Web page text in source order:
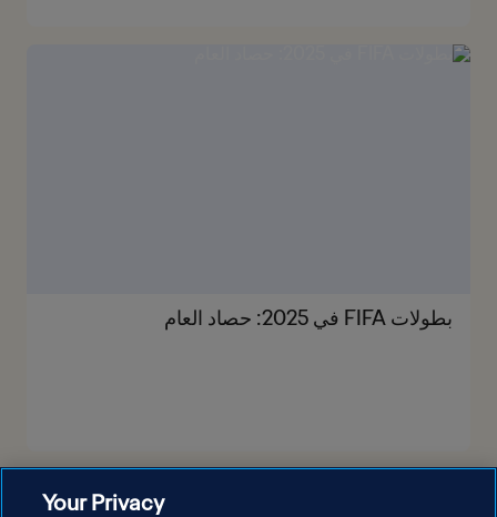
بطولات FIFA في 2025: حصاد العام
Your Privacy